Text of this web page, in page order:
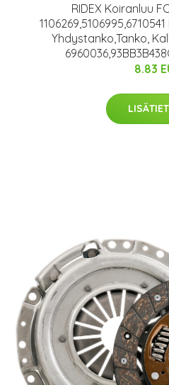
RIDEX Koiranluu
Yhdystanko,Tanko,
8.83